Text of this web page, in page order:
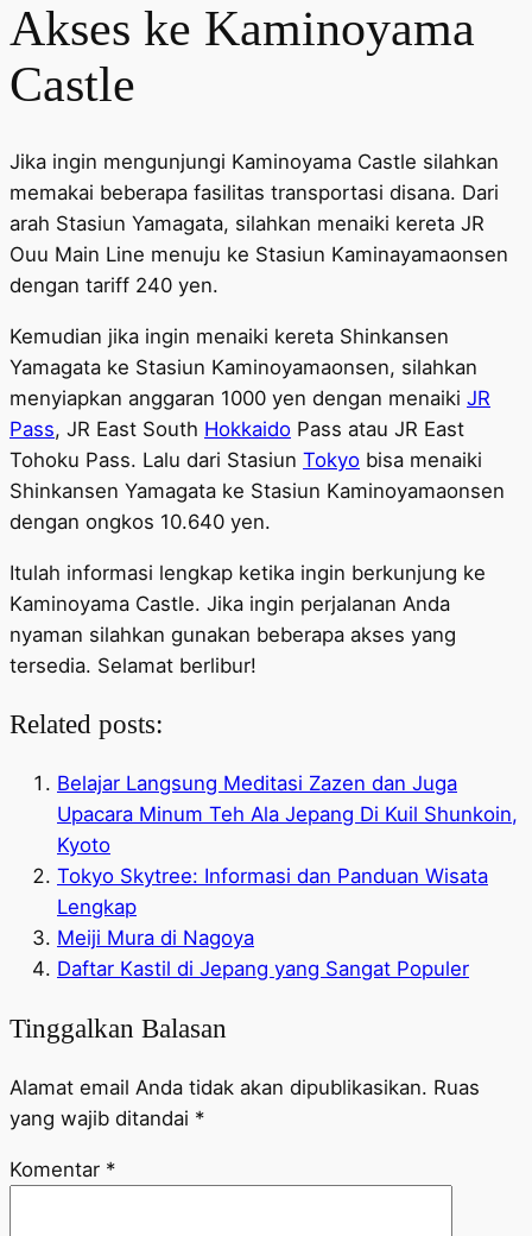
Akses ke Kaminoyama
Castle
Jika ingin mengunjungi Kaminoyama Castle silahkan
memakai beberapa fasilitas transportasi disana. Dari
arah Stasiun Yamagata, silahkan menaiki kereta JR
Ouu Main Line menuju ke Stasiun Kaminayamaonsen
dengan tariff 240 yen.
Kemudian jika ingin menaiki kereta Shinkansen
Yamagata ke Stasiun Kaminoyamaonsen, silahkan
menyiapkan anggaran 1000 yen dengan menaiki JR
Pass, JR East South Hokkaido Pass atau JR East
Tohoku Pass. Lalu dari Stasiun Tokyo bisa menaiki
Shinkansen Yamagata ke Stasiun Kaminoyamaonsen
dengan ongkos 10.640 yen.
Itulah informasi lengkap ketika ingin berkunjung ke
Kaminoyama Castle. Jika ingin perjalanan Anda
nyaman silahkan gunakan beberapa akses yang
tersedia. Selamat berlibur!
Related posts:
Belajar Langsung Meditasi Zazen dan Juga
Upacara Minum Teh Ala Jepang Di Kuil Shunkoin,
Kyoto
Tokyo Skytree: Informasi dan Panduan Wisata
Lengkap
Meiji Mura di Nagoya
Daftar Kastil di Jepang yang Sangat Populer
Tinggalkan Balasan
Alamat email Anda tidak akan dipublikasikan. Ruas
yang wajib ditandai *
Komentar *